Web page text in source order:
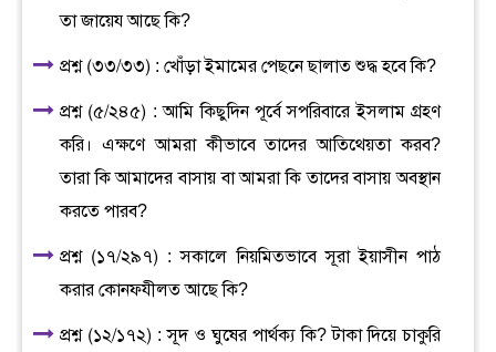
তা জায়েয আছে কি?
প্রশ্ন (৩৩/৩৩) : খোঁড়া ইমামের পেছনে ছালাত শুদ্ধ হবে কি?
প্রশ্ন (৫/২৪৫) : আমি কিছুদিন পূর্বে সপরিবারে ইসলাম গ্রহণ
করি। এক্ষণে আমরা কীভাবে তাদের আতিথেয়তা করব?
তারা কি আমাদের বাসায় বা আমরা কি তাদের বাসায় অবস্থান
করতে পারব?
প্রশ্ন (১৭/২৯৭) : সকালে নিয়মিতভাবে সূরা ইয়াসীন পাঠ
করার কোনফযীলত আছে কি?
প্রশ্ন (১২/১৭২) : সূদ ও ঘুষের পার্থক্য কি? টাকা দিয়ে চাকুরি